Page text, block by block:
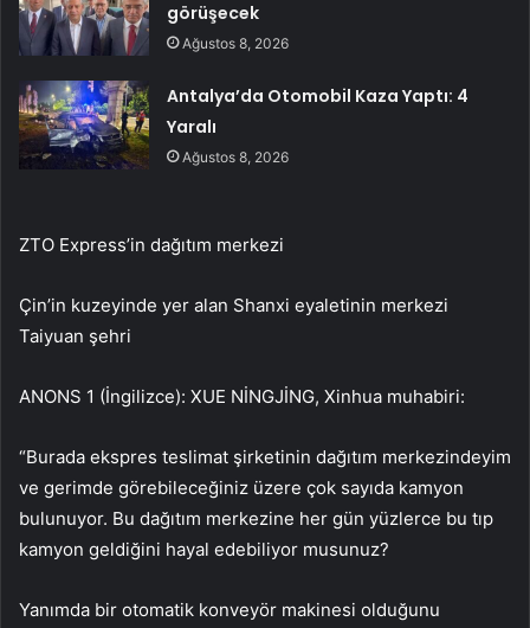
görüşecek
Ağustos 8, 2026
Antalya’da Otomobil Kaza Yaptı: 4
Yaralı
Ağustos 8, 2026
ZTO Express’in dağıtım merkezi
Çin’in kuzeyinde yer alan Shanxi eyaletinin merkezi
Taiyuan şehri
ANONS 1 (İngilizce): XUE NİNGJİNG, Xinhua muhabiri:
“Burada ekspres teslimat şirketinin dağıtım merkezindeyim
ve gerimde görebileceğiniz üzere çok sayıda kamyon
bulunuyor. Bu dağıtım merkezine her gün yüzlerce bu tıp
kamyon geldiğini hayal edebiliyor musunuz?
Yanımda bir otomatik konveyör makinesi olduğunu